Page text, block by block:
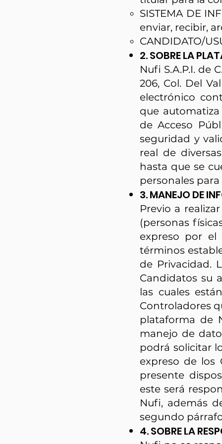
SISTEMA DE
enviar, recibir,
CANDIDATO/
2. SOBRE LA
Nufi S.A.P.I. de
206, Col. Del
electrónico
que
de Acceso
seguridad y
real de
hasta que se
personales
3. MANEJO DE
Previo a
(personas
expreso por el
términos
de Privacidad.
Candidatos su
las cuales
Controladores
plataforma de
manejo de
podrá solicitar
expreso de los
presente
este será
Nufi, además
segundo
4. SOBRE LA